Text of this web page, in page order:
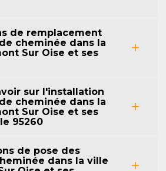
de remplacement
cheminée dans la
Sur Oise et ses
sur l'installation
cheminée dans la
Sur Oise et ses
95260
de pose des
dans la ville